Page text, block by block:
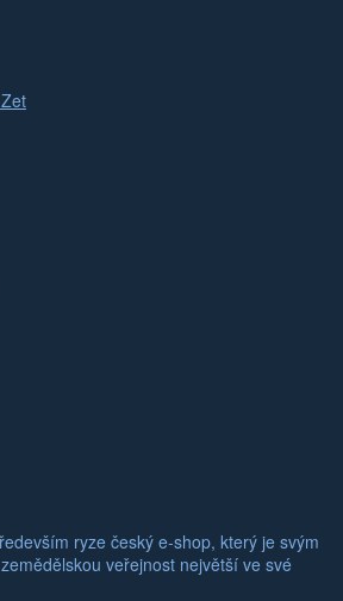
ryze český e-shop, který je svým
veřejnost největší ve své